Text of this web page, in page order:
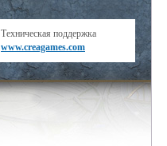
Техническая поддержка
www.creagames.com